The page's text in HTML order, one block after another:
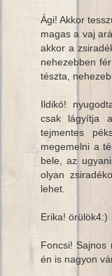
Ági! Akkor
magas a vaj
akkor a
nehezebben
tészta,
Ildikó!
csak lágyítja
tejmentes
megemelni a
bele, az
olyan
lehet.
Erika! örülök4:)
Foncsi! Sajnos
én is nagyon